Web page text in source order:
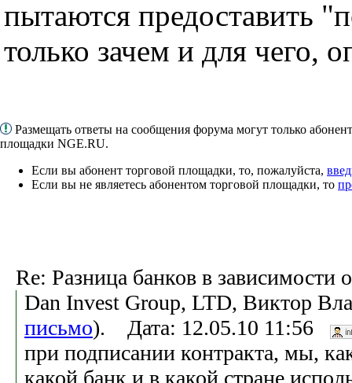
пытаются предоставить
только зачем и для чего,
Размещать ответы на сообщения форума могут только
площадки NGE.RU.
Если вы абонент торговой площадки, то, пожалуйста,
Если вы не являетесь абонентом торговой площадки, то
Re: Разница банков в зависимости
Dan Invest Group, LTD, Виктор
письмо). Дата: 12.05.10 11:56
при подписании контракта, мы,
какой банк и в какой стране